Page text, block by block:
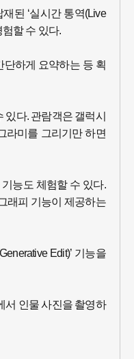
된 ‘실시간 통역(Live
할 수 있다.
단하게 요약하는 등 획
있다. 관람객은 갤럭시
라미를 그리기만 하면
능도 체험할 수 있다.
래피 기능이 제공하는
Edit)’ 기능을
서 인물 사진을 촬영하